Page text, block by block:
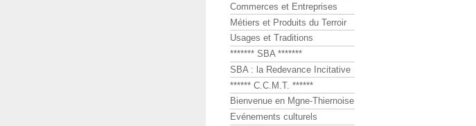
Commerces et Entreprises
Métiers et Produits du Terroir
Usages et Traditions
******* SBA *******
SBA : la Redevance Incitative
****** C.C.M.T. ******
Bienvenue en Mgne-Thiernoise
Evénements culturels